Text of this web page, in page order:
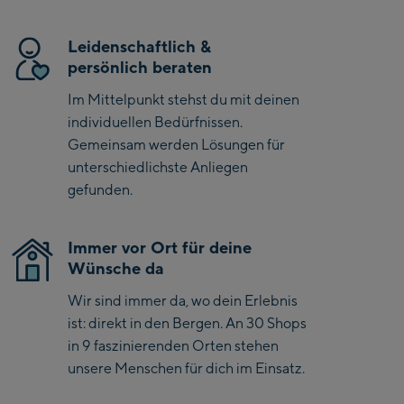
Kohlmaisbahn
Saalbach Ski-Service
Center
Viehhofen Talstation
/Valley station
Salzburg:
Designer Outlet
Mayrhofen:
Mayrhofen Zentrum
Penkenbahn Talstation
Leidenschaftlich &
persönlich beraten
Im Mittelpunkt stehst du mit deinen
individuellen Bedürfnissen.
Gemeinsam werden Lösungen für
unterschiedlichste Anliegen
gefunden.
Immer vor Ort für deine
Wünsche da
Wir sind immer da, wo dein Erlebnis
ist: direkt in den Bergen. An 30 Shops
in 9 faszinierenden Orten stehen
unsere Menschen für dich im Einsatz.